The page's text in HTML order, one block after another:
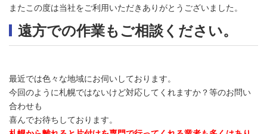
またこの度は当社をご利用いただきありがとうございました。
遠方での作業もご相談ください。
最近では色々な地域にお伺いしております。
今回のように札幌ではないけど対応してくれますか？等のお問い
合わせも
喜んでお待ちしております。